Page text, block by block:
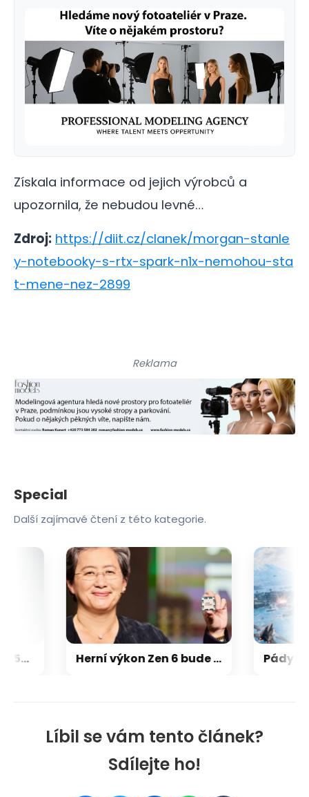
Získala informace od jejich výrobců a
upozornila, že nebudou levné…
Zdroj: https://diit.cz/clanek/morgan-stanle
y-notebooky-s-rtx-spark-n1x-nemohou-sta
t-mene-nez-2899
Líbil se vám tento článek?
Sdílejte ho!
Reklama
Special
Další zajímavé čtení z této kategorie.
Výrobci: GeForce RTX 5000 zdraží o 20-30 %, zastavili jsme dodávky levných karet Herní výkon Zen 6 bude 15-18 % nad Zen 5, na úrovni Zen 5 X3D